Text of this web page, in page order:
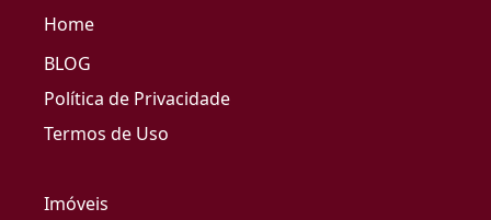
Home
BLOG
Política de Privacidade
Termos de Uso
Imóveis